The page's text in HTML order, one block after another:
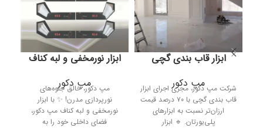
ابزار قاب‌ بندی گچی
مپ دکور
شرکت مپ دکور، مجری اجرای ابزار
قاب‌ بندی گچی با ۷۰ درصد قیمت
ارزان‌تر نسبت به ابزارهای
پلی‌یورتان. 🔹 ابزار
ابزار نورمخفی و لبه کناف
مپ دکور
مپ دکور، خالق جلوه‌های
نورپردازی مدرن! ✨ با ابزار
نورمخفی و لبه کناف مپ دکور،
فضای داخلی خود را به